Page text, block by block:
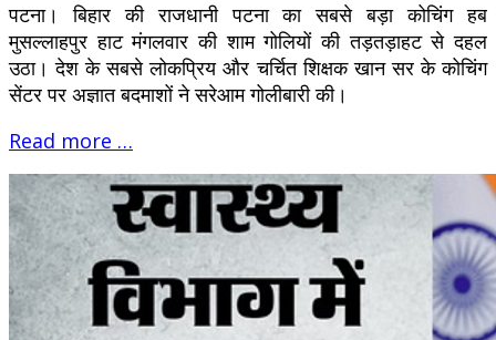
पटना। बिहार की राजधानी पटना का सबसे बड़ा कोचिंग हब
मुसल्लाहपुर हाट मंगलवार की शाम गोलियों की तड़तड़ाहट से दहल
उठा। देश के सबसे लोकप्रिय और चर्चित शिक्षक खान सर के कोचिंग
सेंटर पर अज्ञात बदमाशों ने सरेआम गोलीबारी की।
Read more …